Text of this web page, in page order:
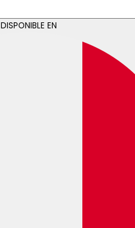
DISPONIBLE EN